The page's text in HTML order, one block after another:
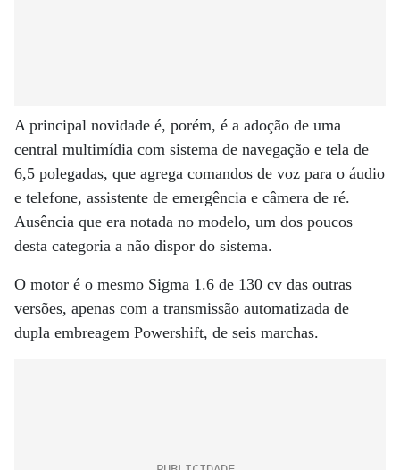
A principal novidade é, porém, é a adoção de uma
central multimídia com sistema de navegação e tela de
6,5 polegadas, que agrega comandos de voz para o áudio
e telefone, assistente de emergência e câmera de ré.
Ausência que era notada no modelo, um dos poucos
desta categoria a não dispor do sistema.
O motor é o mesmo Sigma 1.6 de 130 cv das outras
versões, apenas com a transmissão automatizada de
dupla embreagem Powershift, de seis marchas.